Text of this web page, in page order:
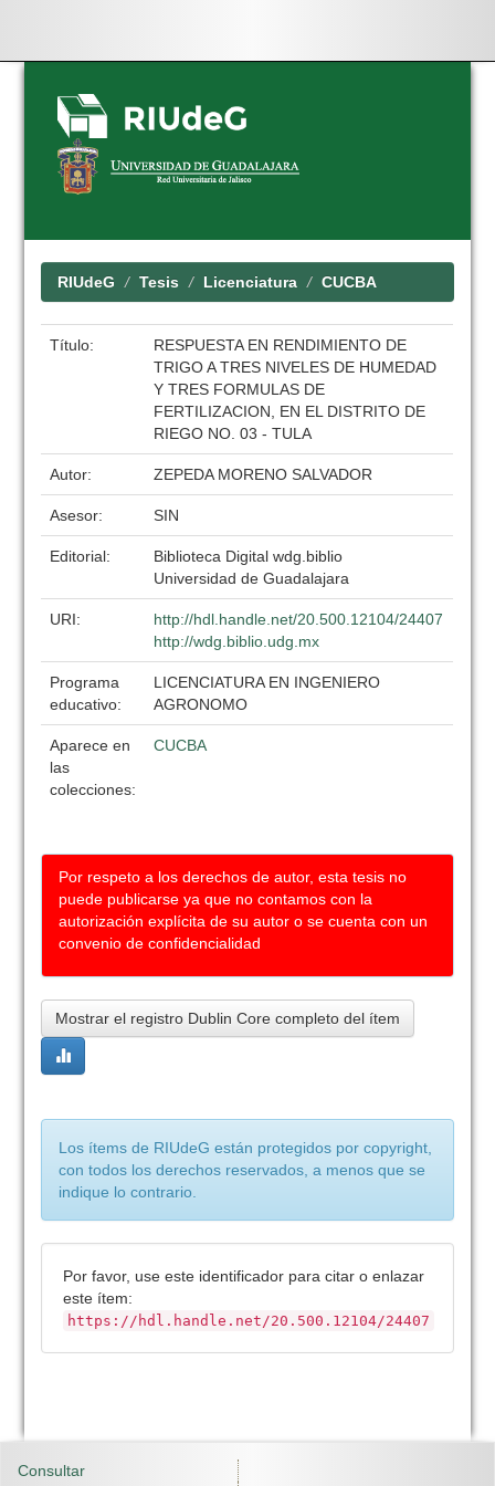
Skip
navigation
RIUdeG Tesis Licenciatura CUCBA
Título:
RESPUESTA EN RENDIMIENTO DE
TRIGO A TRES NIVELES DE HUMEDAD
Y TRES FORMULAS DE
FERTILIZACION, EN EL DISTRITO DE
RIEGO NO. 03 - TULA
Autor: ZEPEDA MORENO SALVADOR
Asesor: SIN
Editorial:
Biblioteca Digital wdg.biblio
Universidad de Guadalajara
URI:
http://hdl.handle.net/20.500.12104/24407
http://wdg.biblio.udg.mx
Programa
educativo:
LICENCIATURA EN INGENIERO
AGRONOMO
Aparece en
las
colecciones:
CUCBA
Por respeto a los derechos de autor, esta tesis no
puede publicarse ya que no contamos con la
autorización explícita de su autor o se cuenta con un
convenio de confidencialidad
Mostrar el registro Dublin Core completo del ítem
Los ítems de RIUdeG están protegidos por copyright,
con todos los derechos reservados, a menos que se
indique lo contrario.
Por favor, use este identificador para citar o enlazar
este ítem:
https://hdl.handle.net/20.500.12104/24407
Consultar